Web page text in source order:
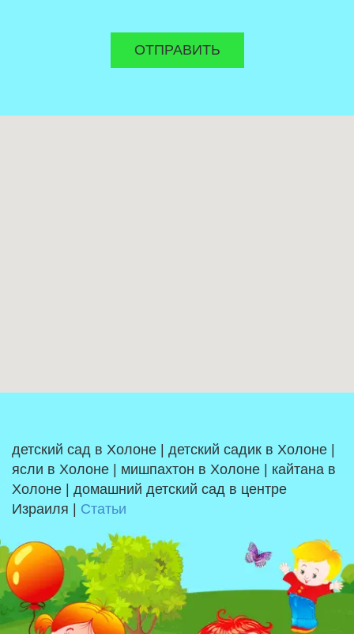
детский сад в Холоне | детский садик в Холоне |
ясли в Холоне | мишпахтон в Холоне | кайтана в
Холоне | домашний детский сад в центре
Израиля | Статьи